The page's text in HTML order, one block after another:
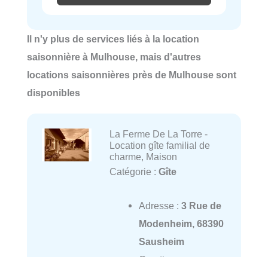
Il n'y plus de services liés à la location
saisonnière à Mulhouse, mais d'autres
locations saisonnières près de Mulhouse sont
disponibles
La Ferme De La Torre -
Location gîte familial de
charme, Maison
Catégorie : Gîte
Adresse : 3 Rue de
Modenheim, 68390
Sausheim